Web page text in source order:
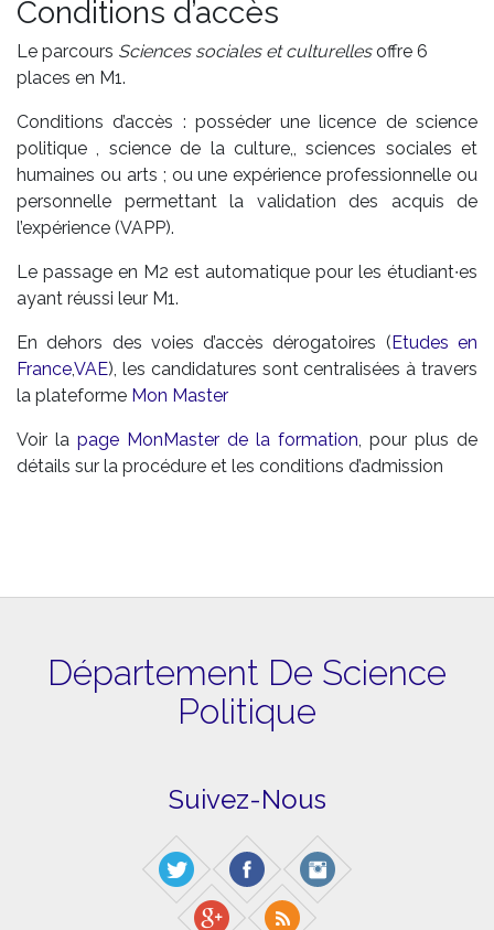
Conditions d’accès
Le parcours Sciences sociales et culturellesoffre 6
places en M1.
Conditions d’accès : posséder une licence de science
politique , science de la culture,, sciences sociales et
humaines ou arts ; ou une expérience professionnelle ou
personnelle permettant la validation des acquis de
l’expérience (VAPP).
Le passage en M2 est automatique pour les étudiant∙es
ayant réussi leur M1.
En dehors des voies d’accès dérogatoires (Etudes en
France,VAE), les candidatures sont centralisées à travers
la plateforme Mon Master
Voir la page MonMaster de la formation, pour plus de
détails sur la procédure et les conditions d’admission
Département De Science
Politique
Suivez-Nous